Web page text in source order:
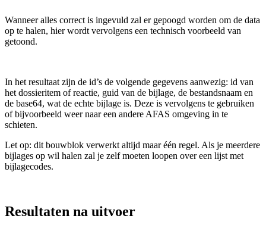
Wanneer alles correct is ingevuld zal er gepoogd worden om de data
op te halen, hier wordt vervolgens een technisch voorbeeld van
getoond.
In het resultaat zijn de id’s de volgende gegevens aanwezig: id van
het dossieritem of reactie, guid van de bijlage, de bestandsnaam en
de base64, wat de echte bijlage is. Deze is vervolgens te gebruiken
of bijvoorbeeld weer naar een andere AFAS omgeving in te
schieten.
Let op: dit bouwblok verwerkt altijd maar één regel. Als je meerdere
bijlages op wil halen zal je zelf moeten loopen over een lijst met
bijlagecodes.
Resultaten na uitvoer